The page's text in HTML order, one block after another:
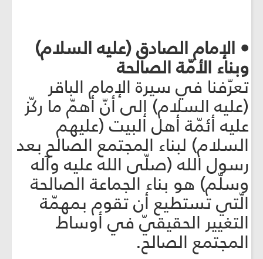
• الإمام الصادق (عليه السلام)
وبناء الأمّة الصالحة
تعرّفنا في سيرة الإمام الباقر
(عليه السلام) إلى أنّ أهمّ ما ركّز
عليه أئمّة أهل البيت (عليهم
السلام) لبناء المجتمع الصالح بعد
رسول الله (صلّى الله عليه وآله
وسلّم) هو بناء الجماعة الصالحة
الّتي تستطيع أن تقوم بمهمّة
التغيير الحقيقيّ في أوساط
المجتمع الصالح.